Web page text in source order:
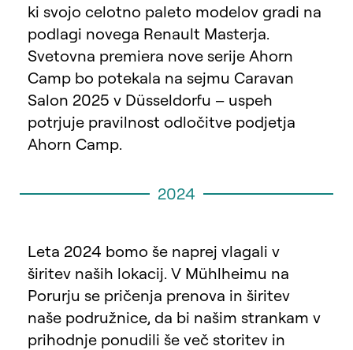
ki svojo celotno paleto modelov gradi na
podlagi novega Renault Masterja.
Svetovna premiera nove serije Ahorn
Camp bo potekala na sejmu Caravan
Salon 2025 v Düsseldorfu – uspeh
potrjuje pravilnost odločitve podjetja
Ahorn Camp.
2024
Leta 2024 bomo še naprej vlagali v
širitev naših lokacij. V Mühlheimu na
Porurju se pričenja prenova in širitev
naše podružnice, da bi našim strankam v
prihodnje ponudili še več storitev in